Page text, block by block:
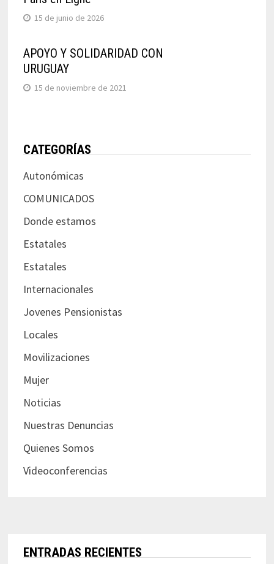
15 de junio de 2026
APOYO Y SOLIDARIDAD CON
URUGUAY
15 de noviembre de 2021
CATEGORÍAS
Autonómicas
COMUNICADOS
Donde estamos
Estatales
Estatales
Internacionales
Jovenes Pensionistas
Locales
Movilizaciones
Mujer
Noticias
Nuestras Denuncias
Quienes Somos
Videoconferencias
ENTRADAS RECIENTES